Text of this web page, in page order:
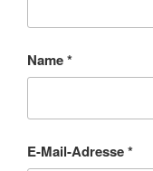
Name*
E-Mail-Adresse*